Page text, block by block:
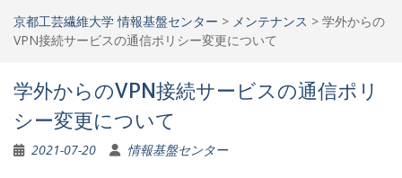
京都工芸繊維大学 情報基盤センター > メンテナンス > 学外からの
VPN接続サービスの通信ポリシー変更について
学外からのVPN接続サービスの通信ポリ
シー変更について
2021-07-20 情報基盤センター